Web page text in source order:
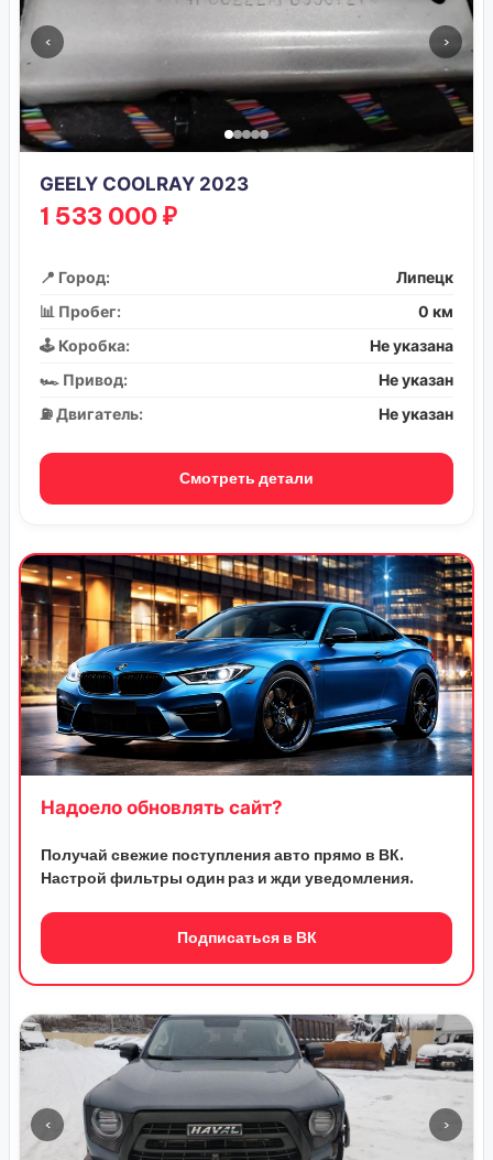
‹ ›
GEELY COOLRAY 2023
1 533 000 ₽
📍 Город:
Липецк
📊 Пробег:
0 км
🕹️ Коробка:
Не указана
🏎️ Привод:
Не указан
⛽ Двигатель:
Не указан
Смотреть детали
Надоело обновлять сайт?
Получай свежие поступления авто прямо в ВК.
Настрой фильтры один раз и жди уведомления.
Подписаться в ВК
‹ ›